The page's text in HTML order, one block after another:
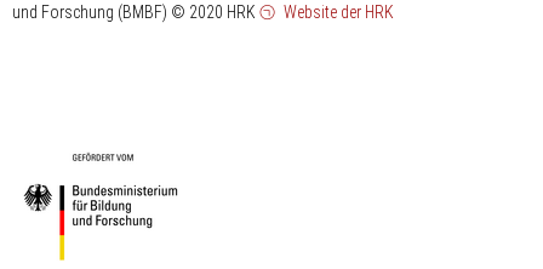
und Forschung (BMBF) © 2020 HRK Website der HRK